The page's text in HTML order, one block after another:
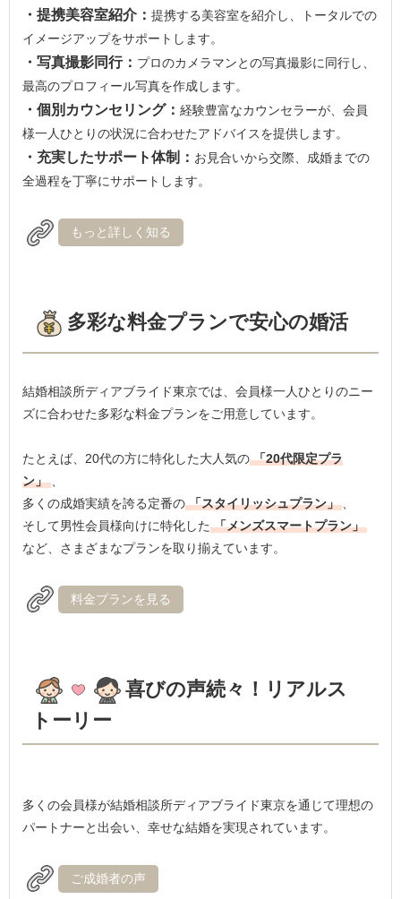
・提携美容室紹介：提携する美容室を紹介し、トータルでの
イメージアップをサポートします。
・写真撮影同行： プロのカメラマンとの写真撮影に同行し、
最高のプロフィール写真を作成します。
・個別カウンセリング：経験豊富なカウンセラーが、会員
様一人ひとりの状況に合わせたアドバイスを提供します。
・充実したサポート体制： お見合いから交際、成婚までの
全過程を丁寧にサポートします。
もっと詳しく知る
多彩な料金プランで安心の婚活
結婚相談所ディアブライド東京では、会員様一人ひとりのニー
ズに合わせた多彩な料金プランをご用意しています。
たとえば、20代の方に特化した大人気の 「20代限定プラ
ン」 、
多くの成婚実績を誇る定番の 「スタイリッシュプラン」
そして男性会員様向けに特化した 「メンズスマートプラン」
など、さまざまなプランを取り揃えています。
料金プランを見る
喜びの声続々！リアルス
トーリー
多くの会員様が結婚相談所ディアブライド東京を通じて理想の
パートナーと出会い、幸せな結婚を実現されています。
ご成婚者の声